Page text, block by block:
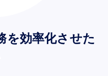
を効率化させた